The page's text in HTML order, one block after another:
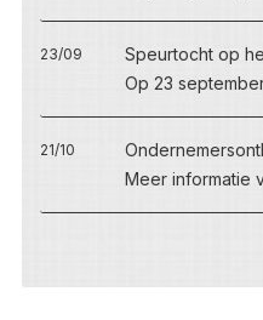
23/09
Speurtocht op
Op 23
21/10
Meer informatie